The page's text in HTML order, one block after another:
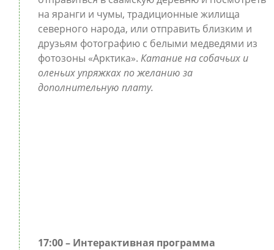
на яранги и чумы, традиционные жилища
северного народа, или отправить близким и
друзьям фотографию с белыми медведями из
фотозоны «Арктика». Катание на собачьих и
оленьих упряжках по желанию за
дополнительную плату.
17:00 – Интерактивная программа